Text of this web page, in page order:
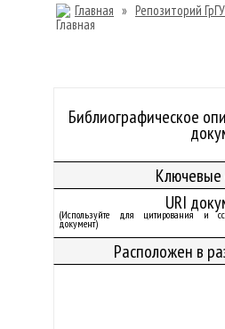
Главная » Репозиторий
Библиографическое
Ключевые
URI
(Используйте для цитирования и
документ)
Расположен в